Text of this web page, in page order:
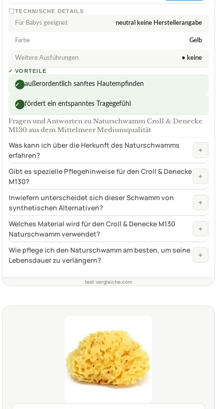
TECHNISCHE DETAILS
Für Babys geeignet neutral keine Herstellerangabe
Farbe Gelb
Weitere Ausführungen • keine
✓ VORTEILE
✓ außerordentlich sanftes Hautempfinden
✓ fördert ein entspanntes Tragegefühl
Fragen und Antworten zu Naturschwamm Croll & Denecke
M130 aus dem Mittelmeer Mediumqualität
Was kann ich über die Herkunft des Naturschwamms
erfahren?
+
Gibt es spezielle Pflegehinweise für den Croll & Denecke
M130?
+
Inwiefern unterscheidet sich dieser Schwamm von
synthetischen Alternativen?
+
Welches Material wird für den Croll & Denecke M130
Naturschwamm verwendet?
+
Wie pflege ich den Naturschwamm am besten, um seine
Lebensdauer zu verlängern?
+
test-vergleiche.com